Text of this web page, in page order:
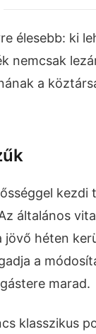
élesebb: ki
nemcsak
a
kezdi
általános
héten
a
marad.
klasszikus